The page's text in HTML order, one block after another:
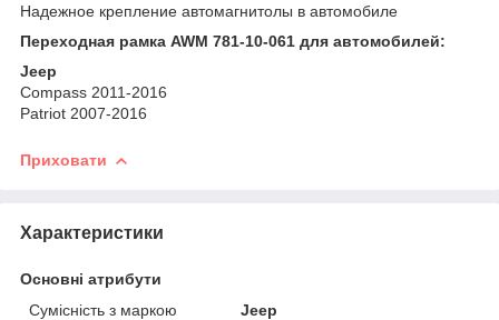
Надежное крепление автомагнитолы в автомобиле
Переходная рамка AWM 781-10-061 для автомобилей:
Jeep
Compass 2011-2016
Patriot 2007-2016
Приховати
Характеристики
Основні атрибути
Сумісність з маркою
Jeep